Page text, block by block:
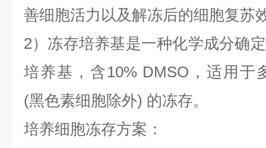
善细胞活力以及解冻后的细胞复苏
2）冻存培养基是一种化学成分确
培养基，含10% DMSO，适用于
(黑色素细胞除外) 的冻存。
培养细胞冻存方案：